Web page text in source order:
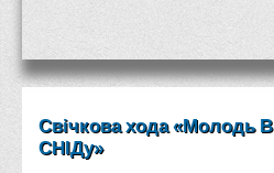
Правила поведінки у разі
Протидія торгівлі людьми
характеру
Свічкова хода «Молодь
СНІДу»